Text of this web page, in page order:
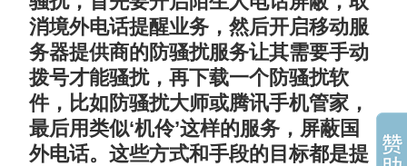
消境外电话提醒业务，然后开启移动服
务器提供商的防骚扰服务让其需要手动
拨号才能骚扰，再下载一个防骚扰软
件，比如防骚扰大师或腾讯手机管家，
最后用类似‘机伶’这样的服务，屏蔽国
外电话。这些方式和手段的目标都是提